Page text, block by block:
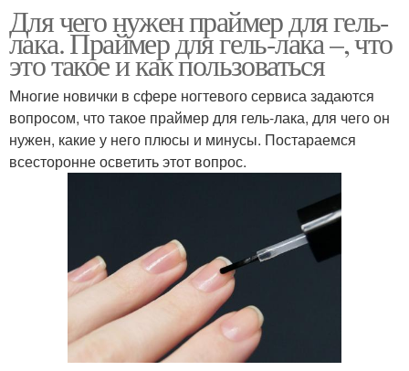
Для чего нужен праймер для гель-
лака. Праймер для гель-лака –, что
это такое и как пользоваться
Многие новички в сфере ногтевого сервиса задаются
вопросом, что такое праймер для гель-лака, для чего он
нужен, какие у него плюсы и минусы. Постараемся
всесторонне осветить этот вопрос.